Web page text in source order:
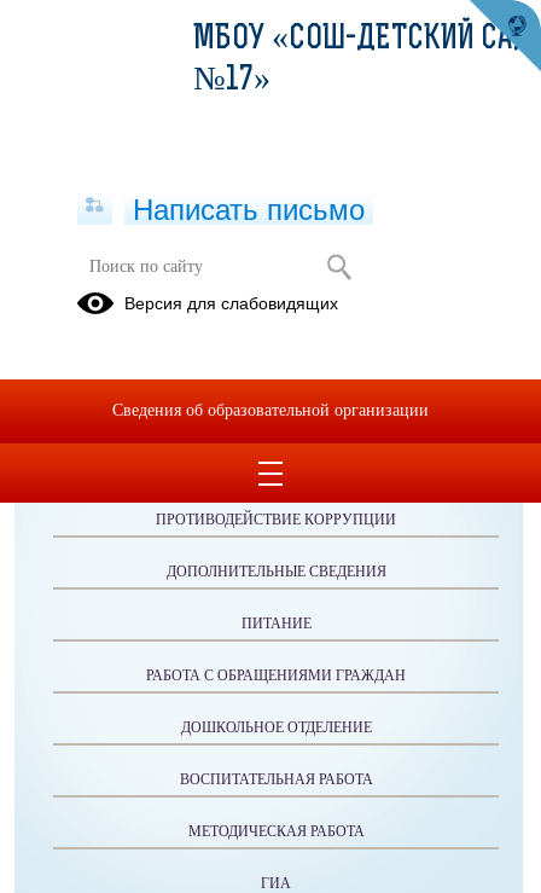
Публикации за 07.06.2026
ОБРАЩЕНИЯ ГРАЖДАН
ПРОТИВОДЕЙСТВИЕ КОРРУПЦИИ
ДОПОЛНИТЕЛЬНЫЕ СВЕДЕНИЯ
ПИТАНИЕ
РАБОТА С ОБРАЩЕНИЯМИ ГРАЖДАН
ДОШКОЛЬНОЕ ОТДЕЛЕНИЕ
ВОСПИТАТЕЛЬНАЯ РАБОТА
МЕТОДИЧЕСКАЯ РАБОТА
ГИА
МБОУ «СОШ-ДЕТСКИЙ САД
№17»
Написать письмо
Версия для слабовидящих
Сведения об образовательной организации